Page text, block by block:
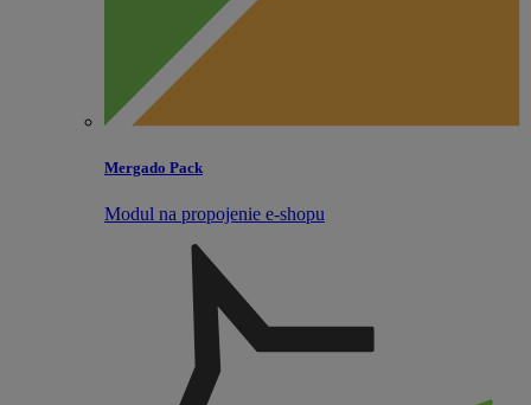
Mergado Pack
Modul na propojenie e‑shopu